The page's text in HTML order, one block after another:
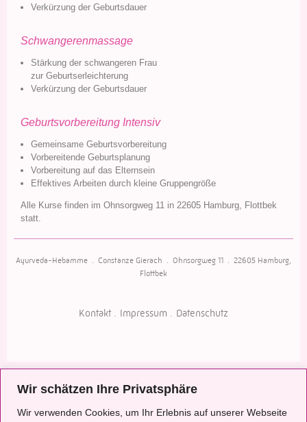
Wir schätzen Ihre Privatsphäre
Wir verwenden Cookies, um Ihr Erlebnis auf unserer Webseite
Verkürzung der Geburtsdauer
Schwangerenmassage
Stärkung der schwangeren Frau
zur Geburtserleichterung
Verkürzung der Geburtsdauer
Geburtsvorbereitung Intensiv
Gemeinsame Geburtsvorbereitung
Vorbereitende Geburtsplanung
Vorbereitung auf das Elternsein
Effektives Arbeiten durch kleine Gruppengröße
Alle Kurse finden im Ohnsorgweg 11 in 22605 Hamburg, Flottbek
statt.
Ayurveda-Hebamme . Constanze Gierach Ohnsorgweg 11
22605 Hamburg,
Flottbek
Kontakt Impressum Datenschutz